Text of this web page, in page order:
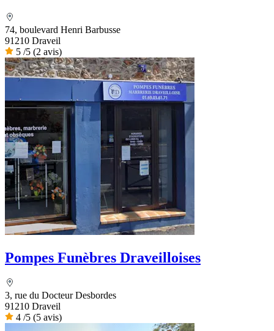
74, boulevard Henri Barbusse
91210 Draveil
5 /5 (2 avis)
Pompes Funèbres Draveilloises
3, rue du Docteur Desbordes
91210 Draveil
4 /5 (5 avis)